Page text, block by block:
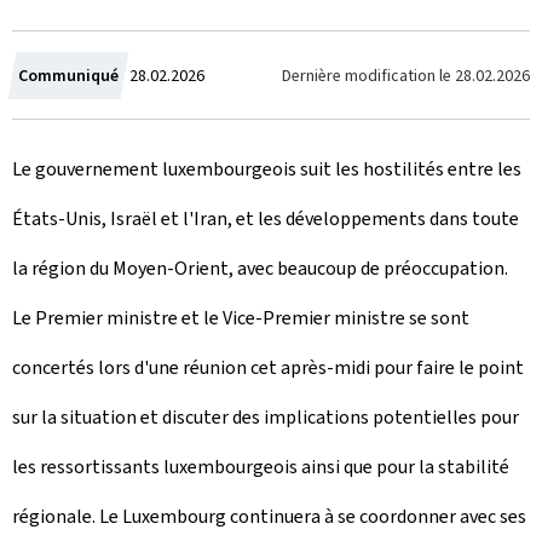
Communiqué C
r
é
e
l
e
28.02.2026 Dernière modification le 28.02.2026
Le gouvernement luxembourgeois suit les hostilités entre les
États-Unis, Israël et l'Iran, et les développements dans toute
la région du Moyen-Orient, avec beaucoup de préoccupation.
Le Premier ministre et le Vice-Premier ministre se sont
concertés lors d'une réunion cet après-midi pour faire le point
sur la situation et discuter des implications potentielles pour
les ressortissants luxembourgeois ainsi que pour la stabilité
régionale. Le Luxembourg continuera à se coordonner avec ses